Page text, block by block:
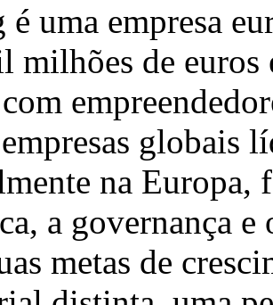
é uma empresa
milhões de euros
globais
na Europa,
a governança
metas de